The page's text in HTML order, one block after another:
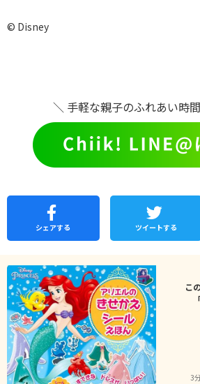
© Disney
＼ 手軽な親子のふれあい時
シェアする ツイートする
こ
3